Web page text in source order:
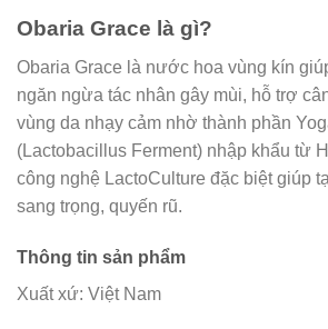
Obaria Grace là gì?
Obaria Grace là nước hoa vùng kín
ngăn ngừa tác nhân gây mùi, hỗ trợ
vùng da nhạy cảm nhờ thành phần
(Lactobacillus Ferment) nhập khẩu từ
công nghệ LactoCulture đặc biệt giúp
sang trọng, quyến rũ.
Thông tin sản phẩm
Xuất xứ: Việt Nam